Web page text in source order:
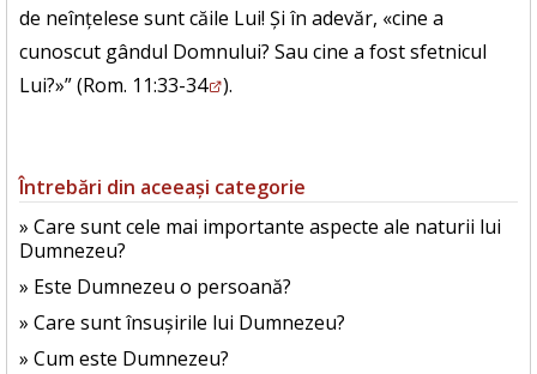
de neînțelese sunt căile Lui! Și în adevăr, «cine a
cunoscut gândul Domnului? Sau cine a fost sfetnicul
Lui?»” (Rom. 11:33-34 ).
Întrebări din aceeași categorie
» Care sunt cele mai importante aspecte ale naturii lui
Dumnezeu?
» Este Dumnezeu o persoană?
» Care sunt însușirile lui Dumnezeu?
» Cum este Dumnezeu?